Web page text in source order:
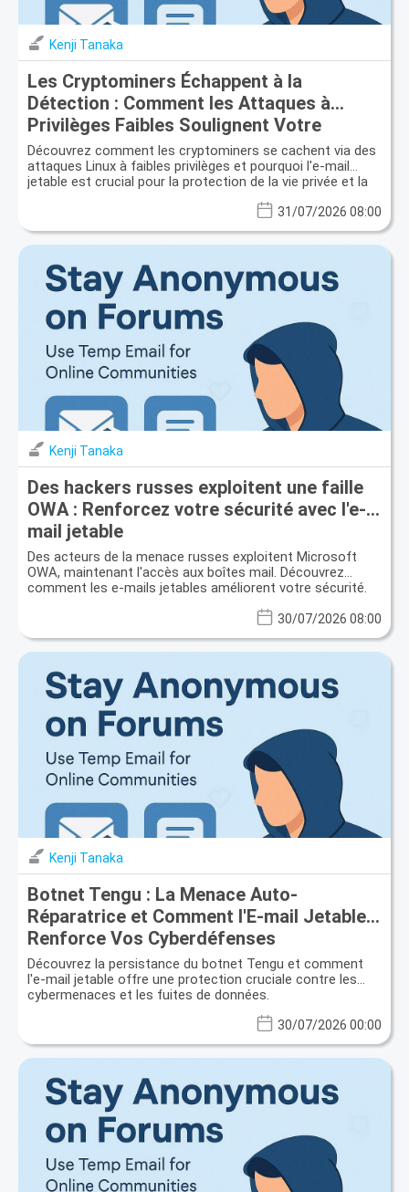
Kenji Tanaka
Les Cryptominers Échappent à la
Détection : Comment les Attaques à
Privilèges Faibles Soulignent Votre
Besoin de Sécurité E-mail Jetable
Découvrez comment les cryptominers se cachent via des
attaques Linux à faibles privilèges et pourquoi l'e-mail
jetable est crucial pour la protection de la vie privée et la
31/07/2026 08:00
Kenji Tanaka
Des hackers russes exploitent une faille
OWA : Renforcez votre sécurité avec l'e-
mail jetable
Des acteurs de la menace russes exploitent Microsoft
OWA, maintenant l'accès aux boîtes mail. Découvrez
comment les e-mails jetables améliorent votre sécurité.
30/07/2026 08:00
Kenji Tanaka
Botnet Tengu : La Menace Auto-
Réparatrice et Comment l'E-mail Jetable
Renforce Vos Cyberdéfenses
Découvrez la persistance du botnet Tengu et comment
l'e-mail jetable offre une protection cruciale contre les
cybermenaces et les fuites de données.
30/07/2026 00:00